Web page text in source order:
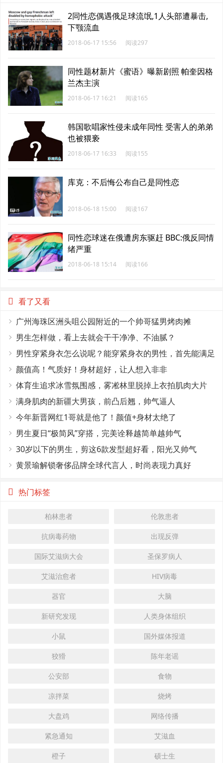
2同性恋偶遇俄足球流氓,1人头部遭暴击,
下颚流血
2018-06-17 15:56 阅读297
同性题材新片《蜜语》曝新剧照 帕奎因格
兰杰主演
2018-06-17 16:21 阅读165
韩国歌唱家性侵未成年同性 受害人的弟弟
也被猥亵
2018-06-17 16:33 阅读155
库克：不后悔公布自己是同性恋
2018-06-18 15:00 阅读167
同性恋球迷在俄遭房东驱赶 BBC:俄反同情
绪严重
2018-06-18 15:14 阅读166
看了又看
广州海珠区洲头咀公园附近的一个帅哥猛男烤肉摊
男生怎样做，看上去就会干干净净、不油腻？
男性穿紧身衣怎么说呢？能穿紧身衣的男性，首先能满足
这4个条件
颜值高！气质好！身材超好，让人想入非非
体育生追求冰雪氛围感，雾凇林里脱掉上衣拍肌肉大片
满身肌肉的新疆大男孩，前凸后翘，帅气逼人
今年新晋网红1哥就是他了！颜值+身材太绝了
男生夏日“极简风”穿搭，完美诠释越简单越帅气
30岁以下的男生，剪这6款发型超好看，阳光又帅气
黄景瑜解锁奢侈品牌全球代言人，时尚表现力真好
热门标签
柏林患者 伦敦患者
抗病毒药物 出现反弹
国际艾滋病大会 圣保罗病人
艾滋治愈者 HIV病毒
器官 大脑
新研究发现 人类身体组织
小鼠 国外媒体报道
狡猾 陈年老谣
公安部 食物
凉拌菜 烧烤
大盘鸡 网络传播
紧急通知 艾滋血
橙子 硕士生